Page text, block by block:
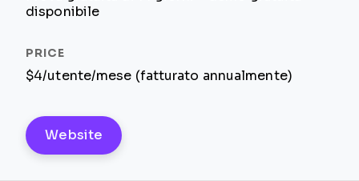
disponibile
$4/utente/mese (fatturato annualmente)
Website